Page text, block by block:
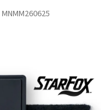
MNMM260625